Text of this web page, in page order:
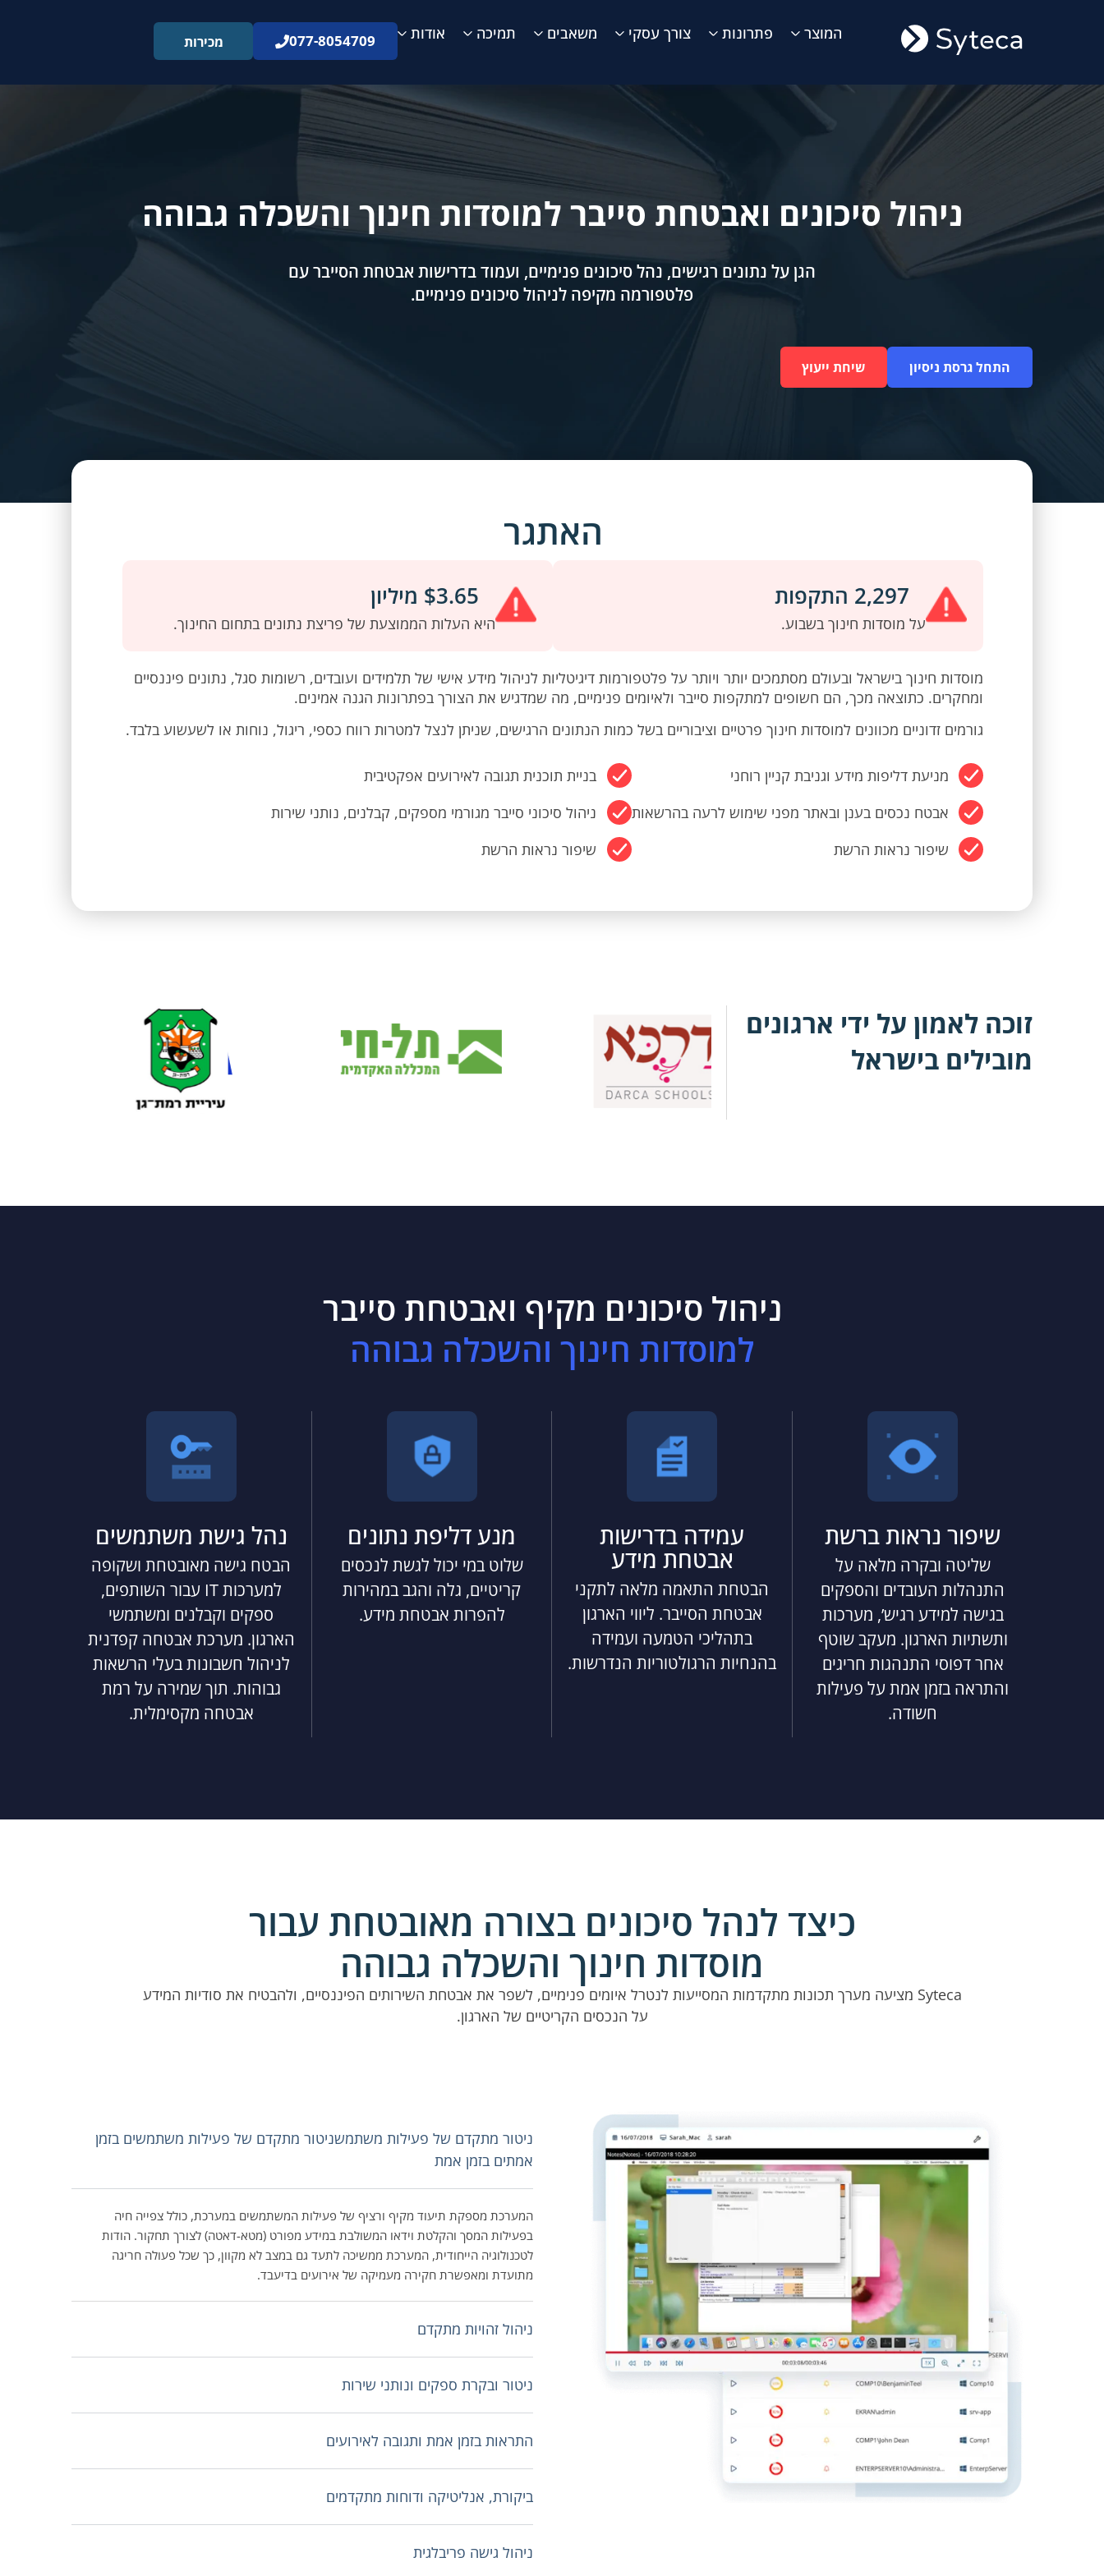
המוצר פתרונות צורך עסקי משאבים תמיכה אודות 077-8054709 מכירות
ניהול סיכונים ואבטחת סייבר למוסדות חינוך והשכלה גבוהה
הגן על נתונים רגישים, נהל סיכונים פנימיים, ועמוד בדרישות אבטחת הסייבר עם
פלטפורמה מקיפה לניהול סיכונים פנימיים.
התחל גרסת ניסיון שיחת ייעוץ
האתגר
2,297 התקפות
על מוסדות חינוך בשבוע.
$3.65 מיליון
היא העלות הממוצעת של פריצת נתונים בתחום החינוך.
מוסדות חינוך בישראל ובעולם מסתמכים יותר ויותר על פלטפורמות דיגיטליות לניהול מידע אישי של תלמידים ועובדים, רשומות סגל, נתונים פיננסיים
ומחקרים. כתוצאה מכך, הם חשופים למתקפות סייבר ולאיומים פנימיים, מה שמדגיש את הצורך בפתרונות הגנה אמינים.
גורמים זדוניים מכוונים למוסדות חינוך פרטיים וציבוריים בשל כמות הנתונים הרגישים, שניתן לנצל למטרות רווח כספי, ריגול, נוחות או לשעשוע בלבד.
מניעת דליפות מידע וגניבת קניין רוחני
אבטח נכסים בענן ובאתר מפני שימוש לרעה בהרשאות
שיפור נראות הרשת
בניית תוכנית תגובה לאירועים אפקטיבית
ניהול סיכוני סייבר מגורמי מספקים, קבלנים, נותני שירות
שיפור נראות הרשת
זוכה לאמון על ידי ארגונים
מובילים בישראל
ניהול סיכונים מקיף ואבטחת סייבר
למוסדות חינוך והשכלה גבוהה
שיפור נראות ברשת
שליטה ובקרה מלאה על
התנהלות העובדים והספקים
בגישה למידע רגיש’, מערכות
ותשתיות הארגון. מעקב שוטף
אחר דפוסי התנהגות חריגים
והתראה בזמן אמת על פעילות
חשודה.
עמידה בדרישות
אבטחת מידע
הבטחת התאמה מלאה לתקני
אבטחת הסייבר. ליווי הארגון
בתהליכי הטמעה ועמידה
בהנחיות הרגולטוריות הנדרשות.
מנע דליפת נתונים
שלוט במי יכול לגשת לנכסים
קריטיים, גלה והגב במהירות
להפרות אבטחת מידע.
נהל גישת משתמשים
הבטח גישה מאובטחת ושקופה
למערכות IT עבור השותפים,
ספקים וקבלנים ומשתמשי
הארגון. מערכת אבטחה קפדנית
לניהול חשבונות בעלי הרשאות
גבוהות. תוך שמירה על רמת
אבטחה מקסימלית.
כיצד לנהל סיכונים בצורה מאובטחת עבור
מוסדות חינוך והשכלה גבוהה
Syteca מציעה מערך תכונות מתקדמות המסייעות לנטרל איומים פנימיים, לשפר את אבטחת השירותים הפיננסיים, ולהבטיח את סודיות המידע
על הנכסים הקריטיים של הארגון.
ניטור מתקדם של פעילות משתמשניטור מתקדם של פעילות משתמשים בזמן
אמתים בזמן אמת
המערכת מספקת תיעוד מקיף ורציף של פעילות המשתמשים במערכת, כולל צפייה חיה
בפעילות המסך והקלטת וידאו המשולבת במידע מפורט (מטא-דאטה) לצורך תחקור. הודות
לטכנולוגיה הייחודית, המערכת ממשיכה לתעד גם במצב לא מקוון, כך שכל פעולה חריגה
מתועדת ומאפשרת חקירה מעמיקה של אירועים בדיעבד.
ניהול זהויות מתקדם
ניטור ובקרת ספקים ונותני שירות
התראות בזמן אמת ותגובה לאירועים
ביקורת, אנליטיקה ודוחות מתקדמים
ניהול גישה פריבלגית